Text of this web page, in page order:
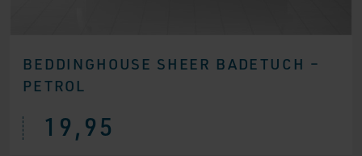
BEDDINGHOUSE SHEER BADETUCH –
PETROL
19,95